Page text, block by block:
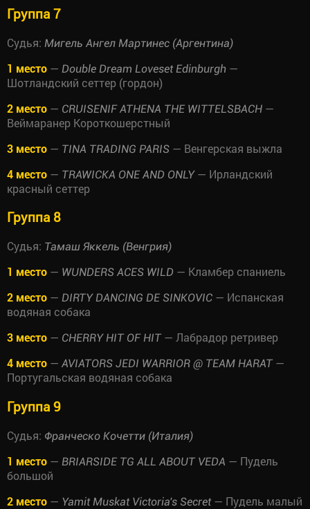
Группа 7
Судья: Мигель Ангел Мартинес (Аргентина)
1 место — Double Dream Loveset Edinburgh —
Шотландский сеттер (гордон)
2 место — CRUISENIF ATHENA THE WITTELSBACH —
Веймаранер Короткошерстный
3 место — TINA TRADING PARIS — Венгерская выжла
4 место — TRAWICKA ONE AND ONLY— Ирландский
красный сеттер
Группа 8
Судья: Тамаш Яккель (Венгрия)
1 место — WUNDERS ACES WILD — Кламбер спаниель
2 место — DIRTY DANCING DE SINKOVIC — Испанская
водяная собака
3 место — CHERRY HIT OF HIT— Лабрадор ретривер
4 место — AVIATORS JEDI WARRIOR @ TEAM HARAT—
Португальская водяная собака
Группа 9
Судья: Франческо Кочетти (Италия)
1 место — BRIARSIDE TG ALL ABOUT VEDA — Пудель
большой
2 место — Yamit Muskat Victoria's Secret— Пудель малый